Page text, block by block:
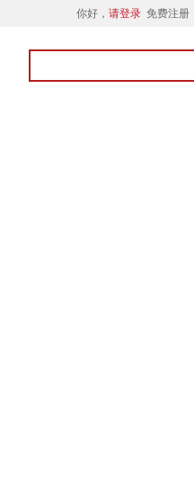
你好， 请登录 免费注册